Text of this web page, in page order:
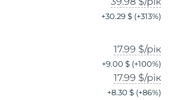
+30.29 $ (+313%)
17.99 $/рік
+9.00 $ (+100%)
17.99 $/рік
+8.30 $ (+86%)